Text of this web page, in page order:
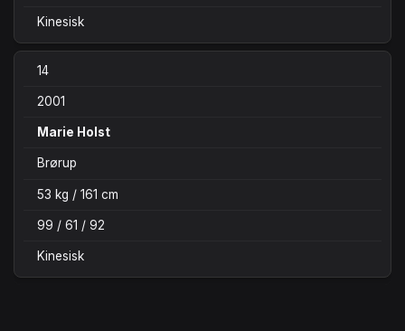
Kinesisk
14
2001
Marie Holst
Brørup
53 kg / 161 cm
99 / 61 / 92
Kinesisk